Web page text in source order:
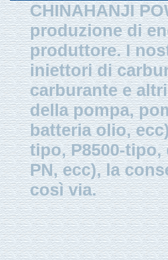
CHINAHANJI
produzione di
produttore. I
iniettori di
carburante e
della pompa,
batteria olio,
tipo, P8500-tipo,
PN, ecc), la
così via.